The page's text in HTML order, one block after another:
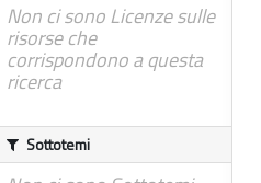
Non ci sono Licenze sulle
risorse che
corrispondono a questa
ricerca
Sottotemi